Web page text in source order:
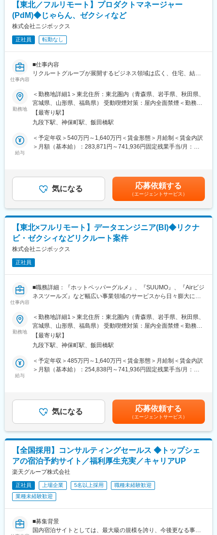
＜クライアント対応＞
お客様と住宅会社間のコミュニケーション支援
ご成約に至らなかった理由の共有・改善提案
■研修フォロー体制
・入社3か月以降：先輩同席のもと接客デビュー
※独り立ち後も、役職・スキルに応じた研修があり安心です♪
変更の範囲：会社の定める業務
の営業
・ただ枠を売るという性質のものではなく、大学の学生募集コン
サルティング、デジタルマーケティングコンサルティング的な側
面の強い営業
・出張の頻度は月に2回程度
（1）成果に応じた高い昇給実績
・全営業メンバーの平均昇給額：61万7000円（年間昇給率
・上位30%の営業メンバーの平均昇給額：110万円（年間昇給率
+14.7%）※
・全体として、成果を挙げた人は適切に昇給する会社です
（2）コンサルティング営業としての企画力/営業力を磨ける
・大学の広報予算が数億円規模と大きく、提案できるソリューシ
ョンの幅が広いため、 コンサルティング営業としての企画力や営
業力を磨くことができます。
選択肢を広げるというやりがいがあります。
※2024年度→2025年度における昇給額を集計。なお、一時的なイ
■提供できる機会・経験：
（1）エンタープライズセールスのスキル・経験
マーケットバリューの高いスキルである、エンタープライズセー
ルスのスキル・経験、また深耕型営業のスキル・経験を身につけ
ることができます。
（2）デジタルマーケティング全般のスキル・経験
マーケットバリューの高いスキルである、デジタルマーケティン
グ全般のスキル・経験を身につけることができます。
【東北／フルリモート】プロダクトマネージャー
(PdM)◆じゃらん、ゼクシィなど
株式会社ニジボックス
正社員 転勤なし
仕事内容
■仕事内容
リクルートグループが展開するビジネス領域は広く、住宅、結
り添う形で多岐に渡るサービスを提供しており、ニジボックスは
グループの一員として、SUUMOやゼクシィ、ホットペッパー、
じゃらん、リクナビなどの国内最大級のメディアの開発ディレク
ションに従事する、開発ディレクターを募集しています。
■業務詳細
リクルートグループのプロダクト開発ディレクションをお任せい
す。
- サービスのエンハンス開発要件に応じたシステム要求事項の整理
- ユーザー体験を考慮した仕様策定
- エンジニアへの仕様説明
＜リリース準備フェーズ＞
- ユーザーに向けてのコミュニケーション設計
- リリース後の様々なリスクへの対応計画
リリース後は効果測定や運用などもご担当いただきます。
※プログラミング実装などの実際に手を動かす業務は発生しませ
【事例1】
決済サービス、『Airペイ』における通信回線切り替えプロジェク
ト
サービスで利用している通信回線の廃止に伴う、安全かつスムー
ズな新回線へのリプレース
・現行仕様と新仕様の差分整理、移行計画の策定、業務運用フロ
ーの変更整理を主導
・結果、サービス稼働中における難易度の高い切り替えを無事に
完遂
■働き方
・兼業（副業）OK
・土日や祝日にプラスして、個人で設定できる「フレキシブル休
日」があります（2024年度は14日間。日数は年度によって前後し
ます）
・妊娠から復職後、子供の小学校卒業まで柔軟に使える「出産育
児休暇」や時短勤務の選択等、育児と仕事の両立支援をする制度
があります。また、産前産後休暇、育児休職は法に則った取得が
可能です
勤務地
＜勤務地詳細1＞東北住所：東北圏内（青森県、岩手県、秋田県、
宮城県、山形県、福島県） 受動喫煙対策：屋内全面禁煙＜勤務地
詳細2＞本社住所：東京都千代田区九段北1丁目14-6 九段坂上KS
ビル 南棟4階勤務地最寄駅：東京メトロ東西線半蔵門線／九段下
（リモートワーク含む）
【最寄り駅】
九段下駅、神保町駅、飯田橋駅
給与
＜予定年収＞540万円～1,640万円＜賃金形態＞月給制＜賃金内訳
＞月額（基本給）：283,871円～741,936円固定残業手当/月：
給与詳細は、経験、能力、年齢を考慮の上決定します。■賞与：年
2回（6月、12月）賃金はあくまでも目安の金額であり、選考を通
じて上下する可能性があります。月給(月額)は固定手当を含めた表
記です。
気になる 応募依頼する
（エージェントサービス）
【東北×フルリモート】データエンジニア(BI)◆リクナ
ビ・ゼクシィなどリクルート案件
株式会社ニジボックス
正社員
仕事内容
■職務詳細：『ホットペッパーグルメ』、『SUUMO』、『Airビジ
ネスツールズ』など幅広い事業領域のサービスから日々膨大に蓄
ブンな意思決定支援を実現するために、ソフトウェア・エンジニ
アリングの手法を活用しながら、信頼性・作業効率性の高いデー
タ環境の整備や BI ダッシュボードの開発などを推進します。
◎BIダッシュボードの設計・最適化
・数百万～数千万件のデータを扱うダッシュボードを
Tableau/Looker(Looker Studio)などのBIツールで構築
例：Tableau Cloud経由でBigQueryに発行されるクエリの最適
化、ビューのキャッシュ制御による負荷軽減
ータなど、分析に活用できるデータを収集して、利用できるよう
に加工して提供
・Webログ、広告、CRMなど複数のデータソースを統合し、分析
しやすく・高速に動作するデータマートを設計、開発
◎データの利便維持と品質管理のためのデータマネジメント
・TB～PB級のデータのセキュリティやメタデータ管理をするため
し、高品質なデータ分析環境を提供する
勤務地
＜勤務地詳細1＞東北住所：東北圏内（青森県、岩手県、秋田県、
宮城県、山形県、福島県） 受動喫煙対策：屋内全面禁煙＜勤務地
詳細2＞本社住所：東京都千代田区九段北1丁目14-6 九段坂上KS
ビル 南棟4階勤務地最寄駅：東京メトロ東西線半蔵門線／九段下
（リモートワーク含む）
【最寄り駅】
九段下駅、神保町駅、飯田橋駅
給与
＜予定年収＞485万円～1,640万円＜賃金形態＞月給制＜賃金内訳
＞月額（基本給）：254,838円～741,936円固定残業手当/月：
給与詳細は、経験、能力、年齢を考慮の上決定します。賃金はあ
くまでも目安の金額であり、選考を通じて上下する可能性があり
ます。月給(月額)は固定手当を含めた表記です。
気になる 応募依頼する
（エージェントサービス）
【全国採用】コンサルティングセールス ◆トップシェ
アの宿泊予約サイト／福利厚生充実／キャリアUP
楽天グループ株式会社
正社員 上場企業 5名以上採用
職種未経験歓迎
業種未経験歓迎
■募集背景
国内宿泊サイトとしては、最大級の規模を誇り、今後更なる事業